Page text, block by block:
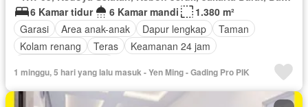
6 Kamar tidur
6 Kamar mandi
1.380 m²
Garasi
Area anak-anak Dapur lengkap
Taman
Kolam renang
Teras
Keamanan 24 jam
1 minggu, 5 hari yang lalu masuk - Yen Ming - Gading Pro PIK